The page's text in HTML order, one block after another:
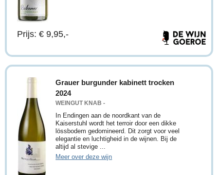
Prijs: € 9,95,-
Grauer burgunder kabinett trocken
2024
WEINGUT KNAB -
In Endingen aan de noordkant van de
Kaiserstuhl wordt het terroir door een dikke
lössbodem gedomineerd. Dit zorgt voor veel
elegantie en luchtigheid in de wijnen. Bij de
altijd al stevige ...
Meer over deze wijn